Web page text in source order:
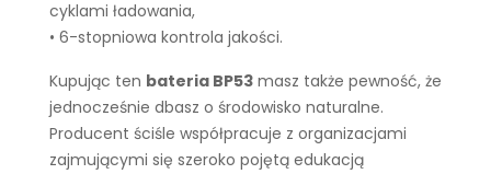
cyklami ładowania,
• 6-stopniowa kontrola jakości.
Kupując ten bateria BP53 masz także pewność, że
jednocześnie dbasz o środowisko naturalne.
Producent ściśle współpracuje z organizacjami
zajmującymi się szeroko pojętą edukacją